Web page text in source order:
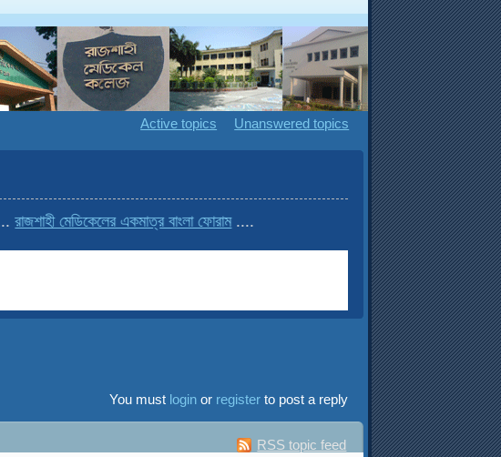
Active topics Unanswered topics
মেডিকেলের একমাত্র বাংলা ফোরাম....
You must loginor registerto post a reply
RSS topic feed